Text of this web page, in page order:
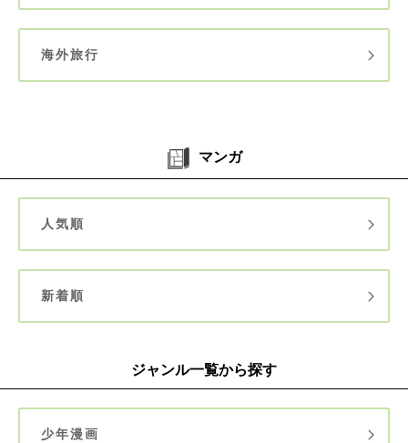
海外旅行
マンガ
人気順
新着順
ジャンル一覧から探す
少年漫画